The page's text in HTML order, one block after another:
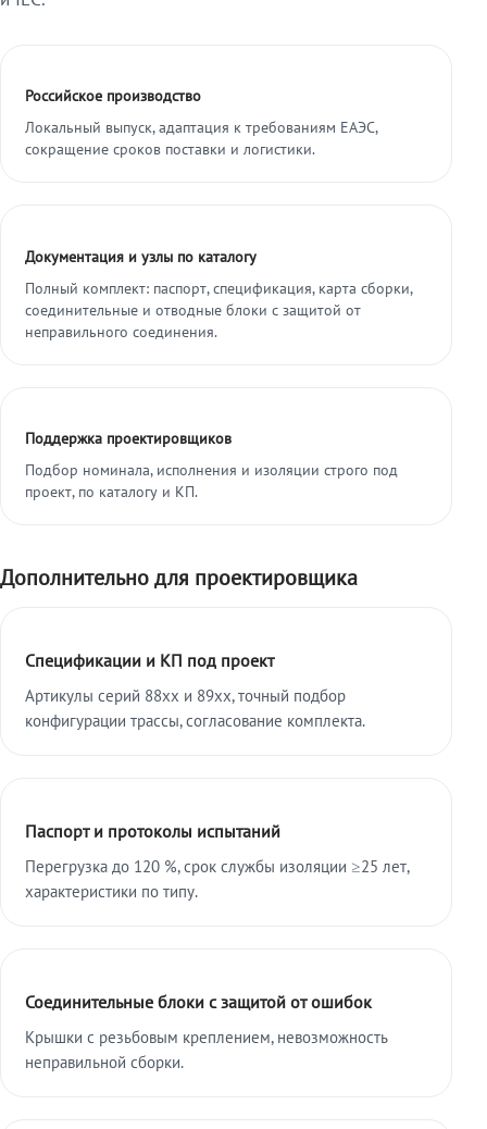
Российское производство
Локальный выпуск, адаптация к требованиям ЕАЭС,
сокращение сроков поставки и логистики.
Документация и узлы по каталогу
Полный комплект: паспорт, спецификация, карта сборки,
соединительные и отводные блоки с защитой от
неправильного соединения.
Поддержка проектировщиков
Подбор номинала, исполнения и изоляции строго под
проект, по каталогу и КП.
Дополнительно для проектировщика
Спецификации и КП под проект
Артикулы серий 88xx и 89xx, точный подбор
конфигурации трассы, согласование комплекта.
Паспорт и протоколы испытаний
Перегрузка до 120 %, срок службы изоляции ≥25 лет,
характеристики по типу.
Соединительные блоки с защитой от ошибок
Крышки с резьбовым креплением, невозможность
неправильной сборки.